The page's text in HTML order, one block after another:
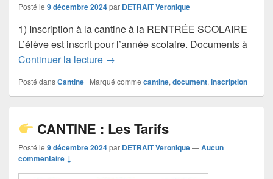
Posté le 9 décembre 2024par DETRAIT Veronique
1) Inscription à la cantine à la RENTRÉE SCOLAIRE
L’élève est inscrit pour l’année scolaire. Documents à
Continuer la lecture →
Posté dansCantine | Marqué comme cantine, document, inscription
CANTINE : Les Tarifs
Posté le 9 décembre 2024par DETRAIT Veronique—Aucun
commentaire ↓